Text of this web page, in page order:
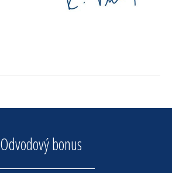
Odvodový bonus